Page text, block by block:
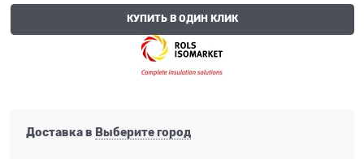
КУПИТЬ В ОДИН КЛИК
Доставка в Выберите город